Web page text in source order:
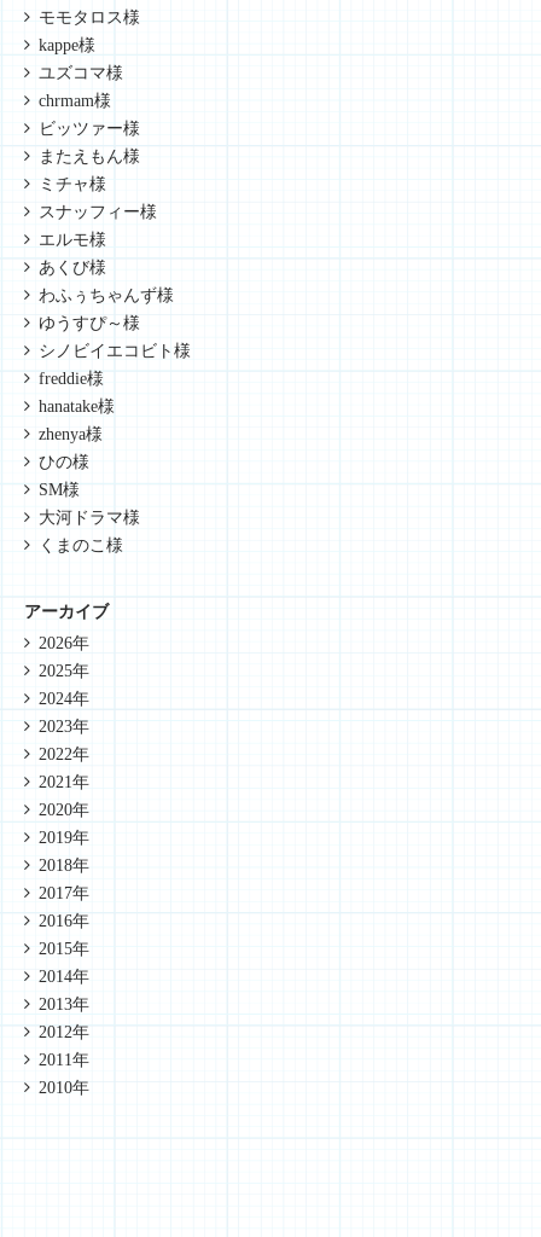
モモタロス様
kappe様
ユズコマ様
chrmam様
ビッツァー様
またえもん様
ミチャ様
スナッフィー様
エルモ様
あくび様
わふぅちゃんず様
ゆうすぴ～様
シノビイエコビト様
freddie様
hanatake様
zhenya様
ひの様
SM様
大河ドラマ様
くまのこ様
アーカイブ
2026年
2025年
2024年
2023年
2022年
2021年
2020年
2019年
2018年
2017年
2016年
2015年
2014年
2013年
2012年
2011年
2010年